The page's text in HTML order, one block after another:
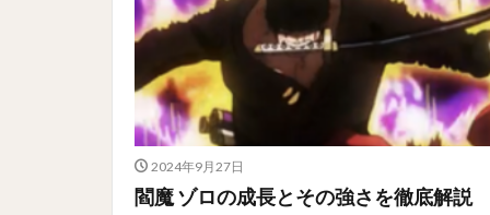
2024年9月27日
閻魔 ゾロの成長とその強さを徹底解説